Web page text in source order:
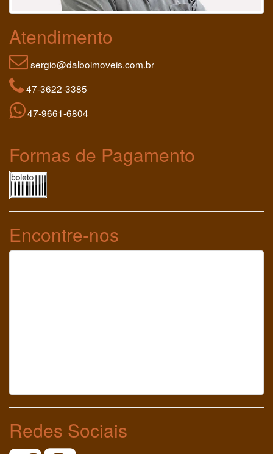
Atendimento
sergio@dalboimoveis.com.br
47-3622-3385
47-9661-6804
Formas de Pagamento
Encontre-nos
Redes Sociais